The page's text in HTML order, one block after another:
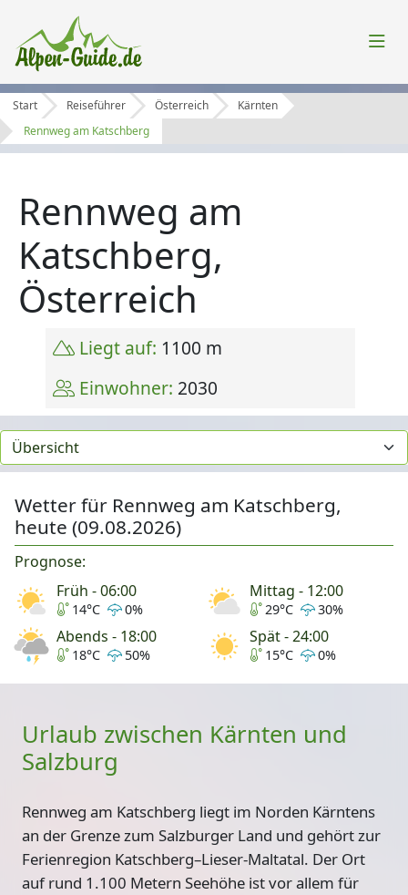
Start Reiseführer Österreich
Kärnten
Rennweg am Katschberg
Rennweg am
Katschberg,
Österreich
Liegt auf: 1100 m
Einwohner: 2030
Wetter für Rennweg am Katschberg,
heute (09.08.2026)
Prognose:
Früh - 06:00
14°C 0%
Mittag - 12:00
29°C 30%
Abends - 18:00
18°C 50%
Spät - 24:00
15°C 0%
Urlaub zwischen Kärnten und
Salzburg
Rennweg am Katschberg liegt im Norden Kärntens
an der Grenze zum Salzburger Land und gehört zur
Ferienregion Katschberg–Lieser-Maltatal. Der Ort
auf rund 1.100 Metern Seehöhe ist vor allem für